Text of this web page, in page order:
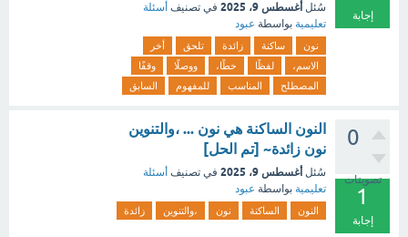
إجابة
سُئل أغسطس 9، 2025 في تصنيف أسئلة
تعليمية بواسطة عبود
نون ساكنة زائدة تلحق
أخر
الاسم،
لفظًا خطًا، ووصلًا
وقفًا
المصطلح
المناسب للمفهوم السابق
0
تصويتات
1
إجابة
النون الساكنة هي نون ... ،والتنوين
نون زائدة~ [تم الحل]
سُئل أغسطس 9، 2025 في تصنيف أسئلة
تعليمية بواسطة عبود
النون الساكنة نون ،والتنوين زائدة